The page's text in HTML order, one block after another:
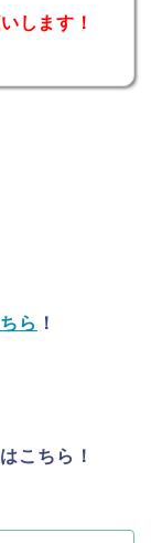
します！
ら ！
こちら！